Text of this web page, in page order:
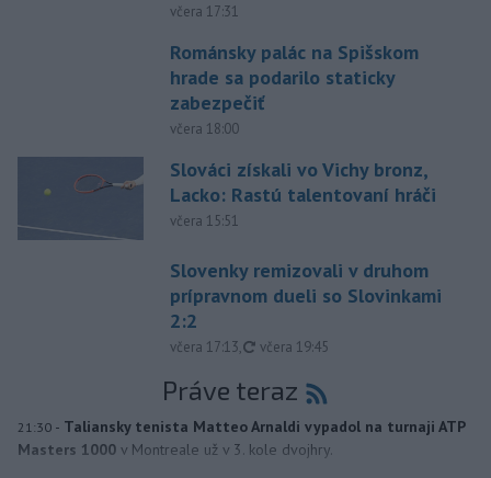
včera 17:31
Románsky palác na Spišskom
hrade sa podarilo staticky
zabezpečiť
včera 18:00
Slováci získali vo Vichy bronz,
Lacko: Rastú talentovaní hráči
včera 15:51
Slovenky remizovali v druhom
prípravnom dueli so Slovinkami
2:2
včera 17:13, aktualizované
včera 19:45
Práve teraz
21:30 - Taliansky tenista Matteo Arnaldi vypadol na turnaji ATP
Masters 1000 v Montreale už v 3. kole dvojhry.